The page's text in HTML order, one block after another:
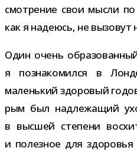
смот­ре­ние свои мысли
как я наде­юсь, не вызо­вут
Один очень
я позна­ко­мился в
малень­кий здо­ро­вый
рым был над­ле­жа­щий
в выс­шей сте­пени
и полез­ное для